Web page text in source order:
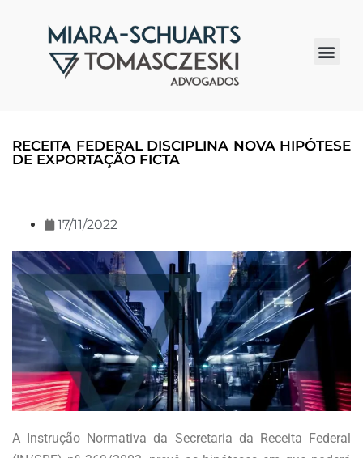
RECEITA FEDERAL DISCIPLINA NOVA HIPÓTESE
DE EXPORTAÇÃO FICTA
17/11/2022
A Instrução Normativa da Secretaria da Receita Federal